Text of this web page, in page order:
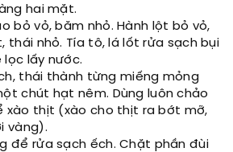
hai mặt.
bỏ vỏ, băm nhỏ. Hành lột bỏ vỏ,
thái nhỏ. Tía tô, lá lốt rửa sạch bụi
lọc lấy nước.
thái thành từng miếng mỏng
chút hạt nêm. Dùng luôn chảo
xào thịt (xào cho thịt ra bớt mỡ,
vàng).
để rửa sạch ếch. Chặt phần đùi